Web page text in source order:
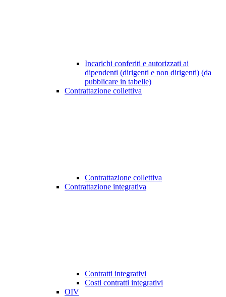
Incarichi conferiti e autorizzati ai
dipendenti (dirigenti e non dirigenti) (da
pubblicare in tabelle)
Contrattazione collettiva
Contrattazione collettiva
Contrattazione integrativa
Contratti integrativi
Costi contratti integrativi
OIV